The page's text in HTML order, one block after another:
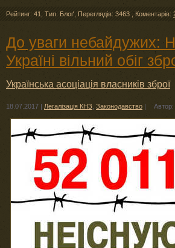
Рейтинг: 41 Тип: Блоґ Переглядів: 3463 Коментарів:
До уваги небайдужих:
Україні вільний обіг
Українська асоціація власників зброї
18.07.2017 | Легалізація КНЗ Законодавство | Автор: